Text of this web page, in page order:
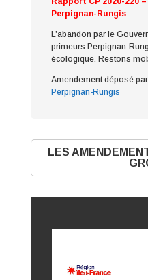
Perpignan-Rungis
L’abandon par le
primeurs Perpignan-
écologique. Restons
Amendement déposé
Perpignan-Rungis
LES